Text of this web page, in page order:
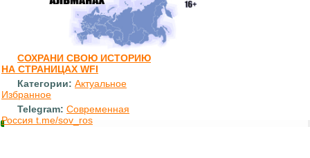
СОХРАНИ СВОЮ ИСТОРИЮ
НА СТРАНИЦАХ WFI
Категории: Актуальное
Избранное
Telegram: Современная
Россия t.me/sov_ros